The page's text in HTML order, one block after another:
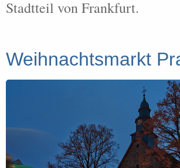
Stadtteil von Frankfurt.
Weihnachtsmarkt